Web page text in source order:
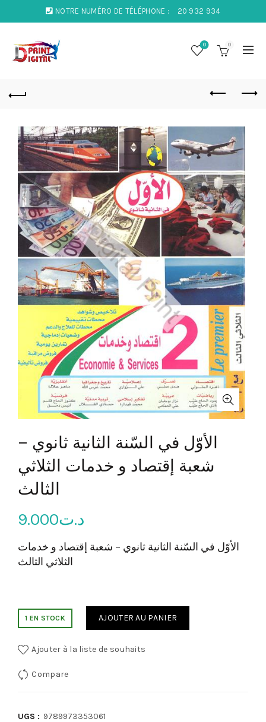
NOTRE NUMÉRO DE TÉLÉPHONE : 20 932 934
0 0
الأوّل في السّنة الثانية ثانوي –
شعبة إقتصاد و خدمات الثلاثي
الثالث
د.ت9.000
الأوّل في السّنة الثانية ثانوي – شعبة إقتصاد و خدمات
الثلاثي الثالث
1 EN STOCK AJOUTER AU PANIER
Ajouter à la liste de souhaits
Compare
UGS : 9789973353061